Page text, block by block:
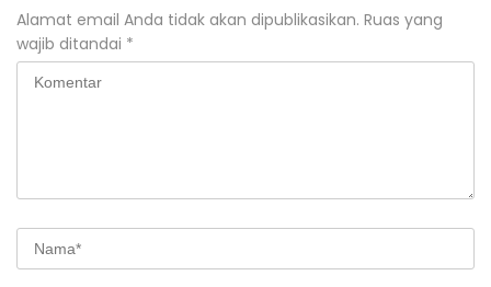
Alamat email Anda tidak akan dipublikasikan. Ruas yang
wajib ditandai *